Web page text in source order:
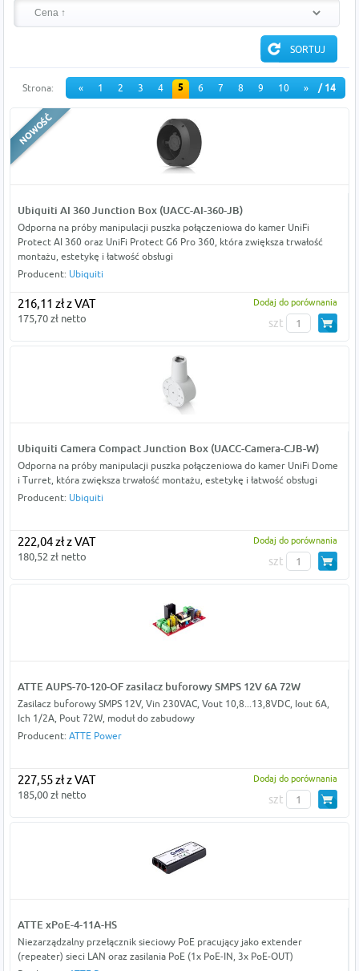
Strona: « 1 2 3 4 5 6 7 8 9 10 » / 14
Ubiquiti AI 360 Junction Box (UACC-AI-360-JB)
Odporna na próby manipulacji puszka połączeniowa do kamer UniFi
Protect AI 360 oraz UniFi Protect G6 Pro 360, która zwiększa trwałość
montażu, estetykę i łatwość obsługi
Producent: Ubiquiti
216,11 zł z VAT
175,70 zł netto
Dodaj do porównania
szt
Ubiquiti Camera Compact Junction Box (UACC-Camera-CJB-W)
Odporna na próby manipulacji puszka połączeniowa do kamer UniFi Dome
i Turret, która zwiększa trwałość montażu, estetykę i łatwość obsługi
Producent: Ubiquiti
222,04 zł z VAT
180,52 zł netto
Dodaj do porównania
szt
ATTE AUPS-70-120-OF zasilacz buforowy SMPS 12V 6A 72W
Zasilacz buforowy SMPS 12V, Vin 230VAC, Vout 10,8...13,8VDC, Iout 6A,
Ich 1/2A, Pout 72W, moduł do zabudowy
Producent: ATTE Power
227,55 zł z VAT
185,00 zł netto
Dodaj do porównania
szt
ATTE xPoE-4-11A-HS
Niezarządzalny przełącznik sieciowy PoE pracujący jako extender
(repeater) sieci LAN oraz zasilania PoE (1x PoE-IN, 3x PoE-OUT)